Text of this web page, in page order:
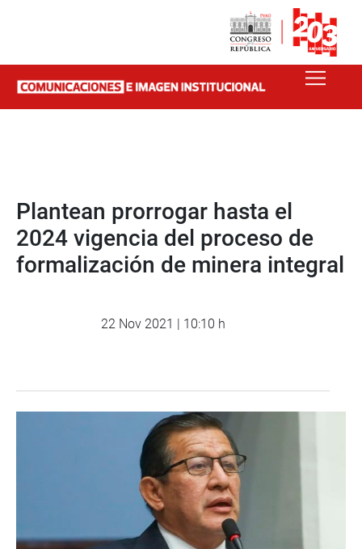
Plantean prorrogar hasta el
2024 vigencia del proceso de
formalización de minera integral
22 Nov 2021 | 10:10 h